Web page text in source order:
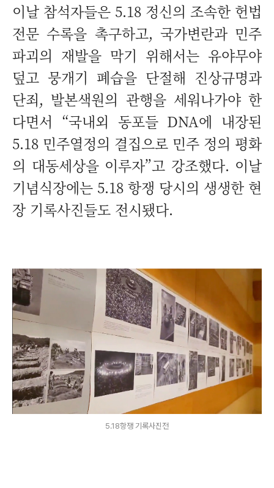
이날 참석자들은 5.18 정신의 조속한 헌법
전문 수록을 촉구하고, 국가변란과 민주
파괴의 재발을 막기 위해서는 유야무야
덮고 뭉개기 폐습을 단절해 진상규명과
단죄, 발본색원의 관행을 세워나가야 한
다면서 “국내외 동포들 DNA에 내장된
5.18 민주열정의 결집으로 민주 정의 평화
의 대동세상을 이루자”고 강조했다. 이날
기념식장에는 5.18 항쟁 당시의 생생한 현
장 기록사진들도 전시됐다.
5.18항쟁 기록사진전